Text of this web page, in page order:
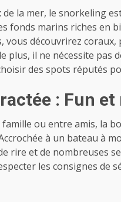
la mer, le snorkeling
fonds marins riches en
vous découvrirez
plus, il ne nécessite pas
des spots réputés
: Fun
ou entre amis, la
à un bateau à
rire et de nombreuses
les consignes de